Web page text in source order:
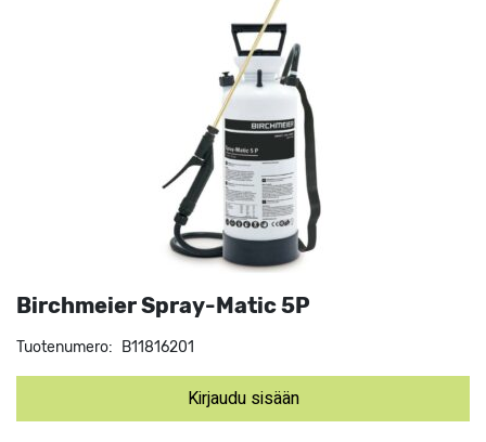
Birchmeier Spray-Matic 5P
Tuotenumero: B11816201
Kirjaudu sisään